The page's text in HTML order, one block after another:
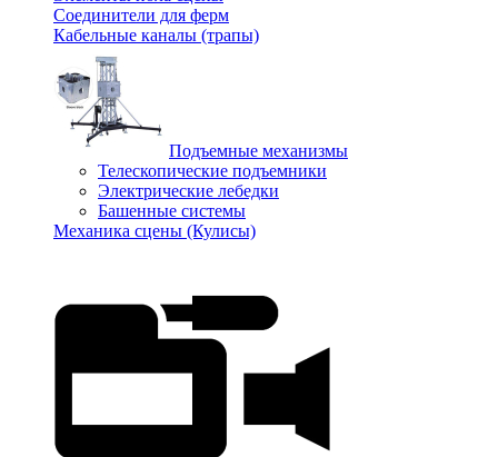
Соединители для ферм
Кабельные каналы (трапы)
Подъемные механизмы
Телескопические подъемники
Электрические лебедки
Башенные системы
Механика сцены (Кулисы)